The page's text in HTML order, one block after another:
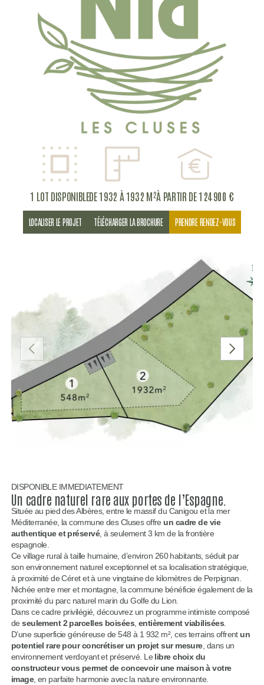
1 LOT DISPONIBLEDE 1932 À 1932 M²À PARTIR DE 124 900 €
LOCALISER LE PROJET TÉLÉCHARGER LA BROCHURE PRENDRE RENDEZ-VOUS
PRÉCÉDENT SUIVANT
DISPONIBLE IMMEDIATEMENT
Un cadre naturel rare aux portes de l’Espagne.
Située au pied des Albères, entre le massif du Canigou et la mer
Méditerranée, la commune des Cluses offre un cadre de vie
authentique et préservé, à seulement 3 km de la frontière
espagnole.
Ce village rural à taille humaine, d’environ 260 habitants, séduit par
son environnement naturel exceptionnel et sa localisation stratégique,
à proximité de Céret et à une vingtaine de kilomètres de Perpignan.
Nichée entre mer et montagne, la commune bénéficie également de la
proximité du parc naturel marin du Golfe du Lion.
Dans ce cadre privilégié, découvrez un programme intimiste composé
deseulement 2 parcelles boisées, entièrement viabilisées.
D’une superficie généreuse de 548 à 1 932 m², ces terrains offrent un
potentiel rare pour concrétiser un projet sur mesure, dans un
environnement verdoyant et préservé. Le libre choix du
constructeur vous permet de concevoir une maison à votre
image, en parfaite harmonie avec la nature environnante.